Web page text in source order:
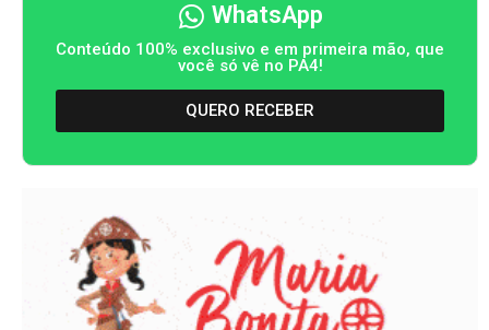
WhatsApp
Conteúdo 100% exclusivo e em primeira mão, que
você só vê no PA4!
QUERO RECEBER